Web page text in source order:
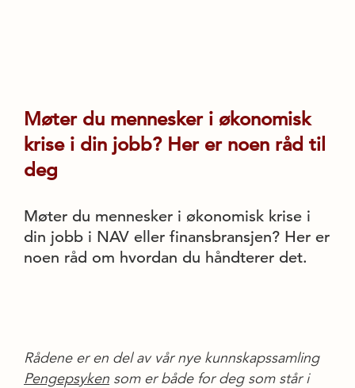
Møter du mennesker i økonomisk
krise i din jobb? Her er noen råd til
deg
Møter du mennesker i økonomisk krise i
din jobb i NAV eller finansbransjen? Her er
noen råd om hvordan du håndterer det.
Rådene er en del av vår nye kunnskapssamling
Pengepsyken som er både for deg som står i